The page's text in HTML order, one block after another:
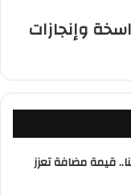
وإنجازات
قيمة مضافة تعزز